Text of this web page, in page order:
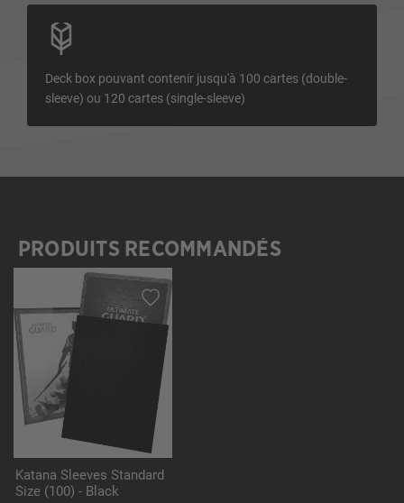
Deck box pouvant contenir jusqu'à 100 cartes (double-
sleeve) ou 120 cartes (single-sleeve)
Ignorer la galerie de produits
PRODUITS RECOMMANDÉS
Katana Sleeves Standard
Size (100) - Black